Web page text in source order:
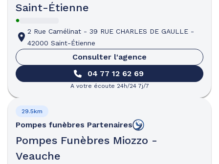
Saint-Étienne
2 Rue Camélinat - 39 RUE CHARLES DE GAULLE -
42000 Saint-Étienne
Consulter l'agence
04 77 12 62 69
A votre écoute 24h/24 7j/7
Pompes funèbres Partenaires
Pompes Funèbres Miozzo -
Veauche
29.5km